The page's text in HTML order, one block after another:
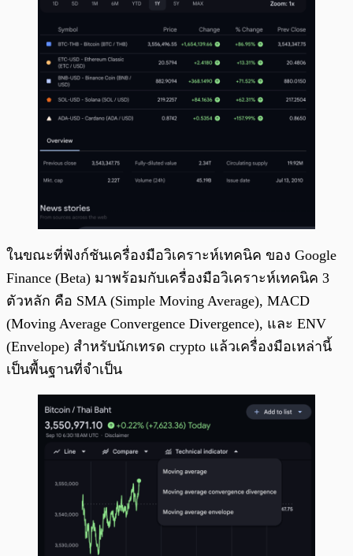
ในขณะที่ฟังก์ชันเครื่องมือวิเคราะห์เทคนิค ของ Google
Finance (Beta) มาพร้อมกับเครื่องมือวิเคราะห์เทคนิค 3
ตัวหลัก คือ SMA (Simple Moving Average), MACD
(Moving Average Convergence Divergence), และ ENV
(Envelope) สำหรับนักเทรด crypto แล้วเครื่องมือเหล่านี้
เป็นพื้นฐานที่จำเป็น